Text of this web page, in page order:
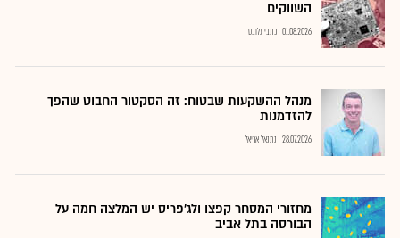
השווקים
01.08.2026 כתבי גלובס
מנהל ההשקעות שבטוח: זה הסקטור החבוט שהפך
להזדמנות
28.07.2026 נתנאל אריאל
מחזורי המסחר קפצו ולג'פריס יש המלצה חמה על
הבורסה בתל אביב